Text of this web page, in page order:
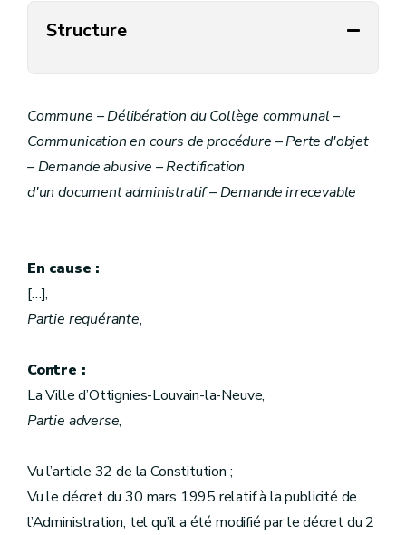
Structure
Commune – Délibération du Collège communal –
Communication en cours de procédure – Perte d'objet
– Demande abusive – Rectification
d'un document administratif – Demande irrecevable
En cause :
[…],
Partie requérante,
Contre :
La Ville d’Ottignies-Louvain-la-Neuve,
Partie adverse,
Vu l’article 32 de la Constitution ;
Vu le décret du 30 mars 1995 relatif à la publicité de
l’Administration, tel qu’il a été modifié par le décret du 2